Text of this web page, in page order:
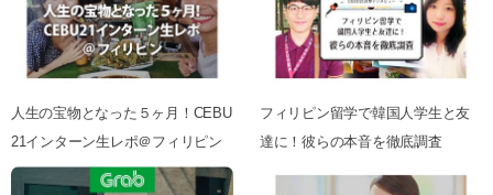
人生の宝物となった５ヶ月！CEBU
21インターン生レポ＠フィリピン
フィリピン留学で韓国人学生と友
達に！彼らの本音を徹底調査